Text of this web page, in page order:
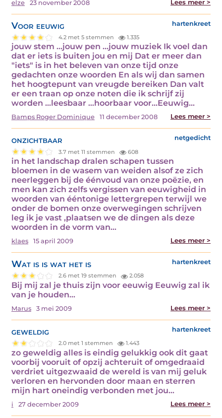
elze 23 november 2008 Lees meer >
Voor eeuwig hartenkreet
4.2 met 5 stemmen 1.335
jouw stem ...jouw pen ...jouw muziek Ik voel dan
dat er iets is buiten jou en mij Dat er meer dan
"iets" is in het beleven van onze tijd onze
gedachten onze woorden En als wij dan samen
het hoogtepunt van vreugde bereiken Dan valt
er een traan op onze noten die ik schrijf zij
worden ...leesbaar ...hoorbaar voor...Eeuwig…
Bamps Roger Dominique 11 december 2008 Lees meer >
onzichtbaar netgedicht
3.7 met 11 stemmen 608
in het landschap dralen schapen tussen
bloemen in de wasem van weiden alsof ze zich
neerleggen bij de éénvoud van onze poëzie, en
men kan zich zelfs vergissen van eeuwigheid in
woorden van ééntonige lettergrepen terwijl we
onder de bomen onze overwegingen schrijven
leg ik je vast ,plaatsen we de dingen als deze
woorden in de vorm van…
klaes 15 april 2009 Lees meer >
Wat is is wat het is hartenkreet
2.6 met 19 stemmen 2.058
Bij mij zal je thuis zijn voor eeuwig Eeuwig zal ik
van je houden…
Marus 3 mei 2009 Lees meer >
geweldig hartenkreet
2.0 met 1 stemmen 1.443
zo geweldig alles is eindig gelukkig ook dit gaat
voorbij vooruit of opzij achteruit of omgedraaid
verdriet uitgezwaaid de wereld is van mij geluk
verloren en hervonden door maan en sterren
mijn hart oneindig verbonden met jou…
i 27 december 2009 Lees meer >